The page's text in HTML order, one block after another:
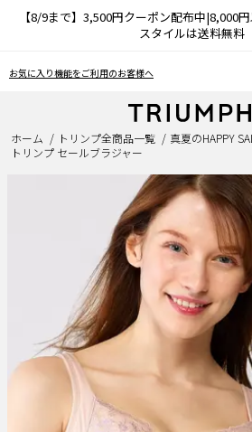
【8/9まで】3,500円クーポン配布中|8,000
スタイルは送料無料
おうちで簡単♪ブラサイズの測り方、選び方
ホーム トリンプ全商品一覧 真夏のHAPPY
トリンプ セールブラジャー